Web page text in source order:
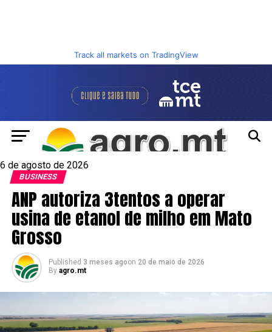
Track all markets on TradingView
6 de agosto de 2026
BUSINESS
ANP autoriza 3tentos a operar
usina de etanol de milho em Mato
Grosso
Published 3 meses agoon 20 de maio de 2026
By agro.mt